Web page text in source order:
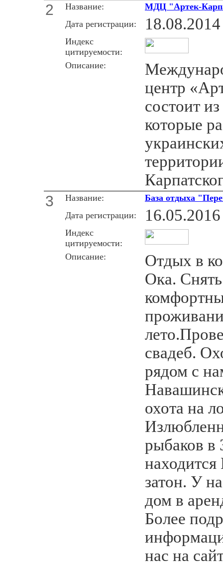
2 Название:
МДЦ "Артек-
Дата регистрации:
18.08.2014
Индекс
цитируемости:
Описание:
центр
состоит
которые
3 Название:
База отдыха
Дата регистрации:
16.05.2016
Индекс
цитируемости:
Описание:
Отдых в
Ока.
свадеб.
рядом с
охота на
рыбаков в
затон. У
дом в
Более
нас на